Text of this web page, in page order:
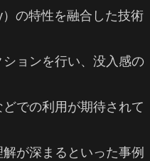
の特性を融合した技術
ョンを行い、没入感の
での利用が期待されて
が深まるといった事例